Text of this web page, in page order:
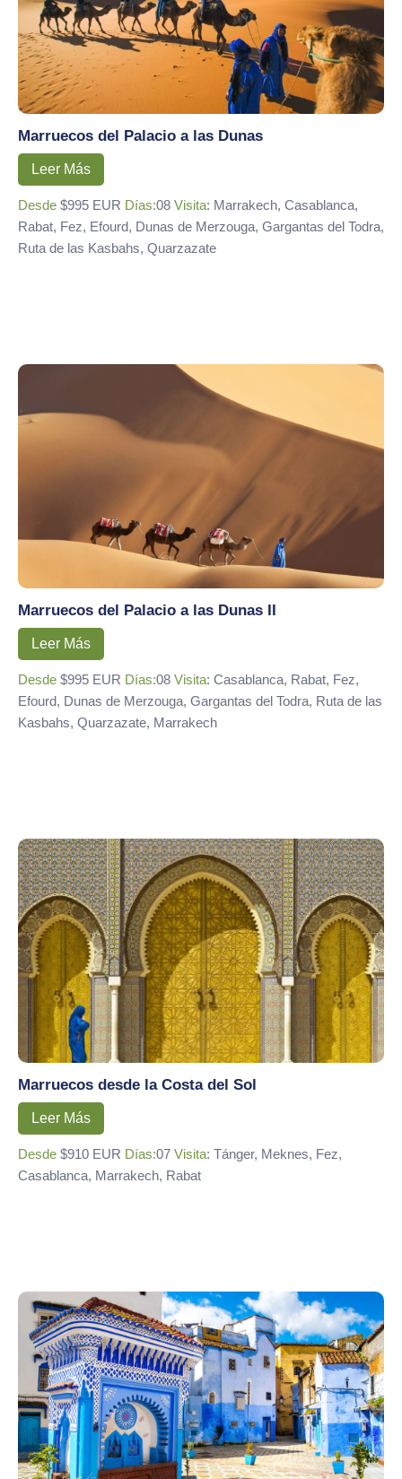
Marruecos del Palacio a las Dunas
Leer Más
Desde $995 EUR Días:08 Visita: Marrakech, Casablanca,
Rabat, Fez, Efourd, Dunas de Merzouga, Gargantas del Todra,
Ruta de las Kasbahs, Quarzazate
Marruecos del Palacio a las Dunas II
Leer Más
Desde $995 EUR Días:08 Visita: Casablanca, Rabat, Fez,
Efourd, Dunas de Merzouga, Gargantas del Todra, Ruta de las
Kasbahs, Quarzazate, Marrakech
Marruecos desde la Costa del Sol
Leer Más
Desde $910 EUR Días:07 Visita: Tánger, Meknes, Fez,
Casablanca, Marrakech, Rabat